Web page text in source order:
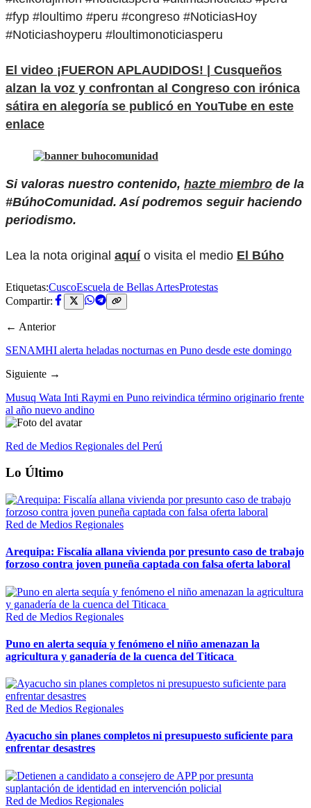
#fyp #loultimo #peru #congreso #NoticiasHoy
#Noticiashoyperu #loultimonoticiasperu
El video ¡FUERON APLAUDIDOS! | Cusqueños
alzan la voz y confrontan al Congreso con irónica
sátira en alegoría se publicó en YouTube en este
enlace
Si valoras nuestro contenido, hazte miembro de la
#BúhoComunidad. Así podremos seguir haciendo
periodismo.
Lea la nota original aquío visita el medio El Búho
Etiquetas:CuscoEscuela de Bellas ArtesProtestas
Compartir:
← Anterior
SENAMHI alerta heladas nocturnas en Puno desde este domingo
Siguiente →
Musuq Wata Inti Raymi en Puno reivindica término originario frente
al año nuevo andino
Red de Medios Regionales del Perú
Lo Último
Red de Medios Regionales
Arequipa: Fiscalía allana vivienda por presunto caso de trabajo
forzoso contra joven puneña captada con falsa oferta laboral
Red de Medios Regionales
Puno en alerta sequía y fenómeno el niño amenazan la
agricultura y ganadería de la cuenca del Titicaca
Red de Medios Regionales
Ayacucho sin planes completos ni presupuesto suficiente para
enfrentar desastres
Red de Medios Regionales